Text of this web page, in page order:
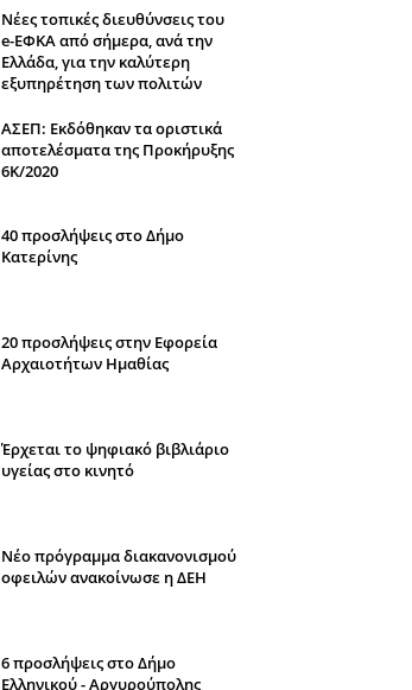
Νέες τοπικές διευθύνσεις του
e-ΕΦΚΑ από σήμερα, ανά την
Ελλάδα, για την καλύτερη
εξυπηρέτηση των πολιτών
ΑΣΕΠ: Εκδόθηκαν τα οριστικά
αποτελέσματα της Προκήρυξης
6Κ/2020
40 προσλήψεις στο Δήμο
Κατερίνης
20 προσλήψεις στην Εφορεία
Αρχαιοτήτων Ημαθίας
Έρχεται το ψηφιακό βιβλιάριο
υγείας στο κινητό
Νέο πρόγραμμα διακανονισμού
οφειλών ανακοίνωσε η ΔΕΗ
6 προσλήψεις στο Δήμο
Ελληνικού - Αργυρούπολης